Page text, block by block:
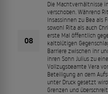
08
Die Machtverhältnisse
verschoben. Während
Insassinnen zu Bea als
sowohl Rita als auch
erste Mal öffentlich
kaltblütigen
Barriere zwischen ihr
ihren Sohn Julius zu
Vollzugsbeamte Vera
Beteiligung an dem
unter Druck gesetzt
Grenzen und